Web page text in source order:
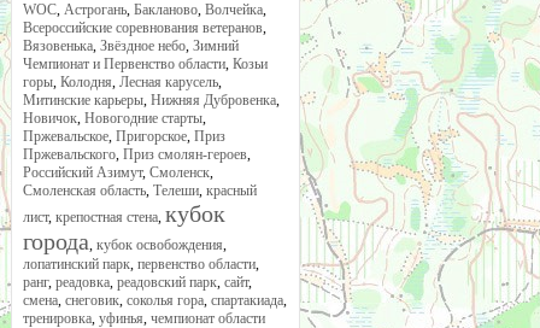
WOC, Астрогань, Бакланово, Волчейка,
Всероссийские соревнования ветеранов,
Вязовенька, Звёздное небо, Зимний
Чемпионат и Первенство области, Козьи
горы, Колодня, Лесная карусель,
Митинские карьеры, Нижняя Дубровенка,
Новичок, Новогодние старты,
Пржевальское, Пригорское, Приз
Пржевальского, Приз смолян-героев,
Российский Азимут, Смоленск,
Смоленская область, Телеши, красный
лист, крепостная стена, кубок
города, кубок освобождения,
лопатинский парк, первенство области,
ранг, реадовка, реадовский парк, сайт,
смена, снеговик, соколья гора, спартакиада,
тренировка, уфинья, чемпионат области